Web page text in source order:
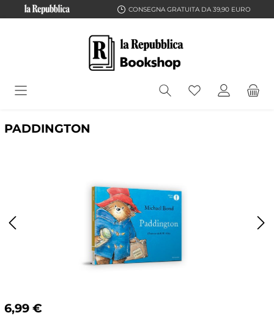
CONSEGNA GRATUITA DA 39,90 EURO
PADDINGTON
6,99 €